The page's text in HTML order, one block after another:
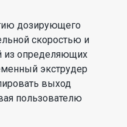
дозирующего
скоростью и
из определяющих
экструдер
выход
пользователю